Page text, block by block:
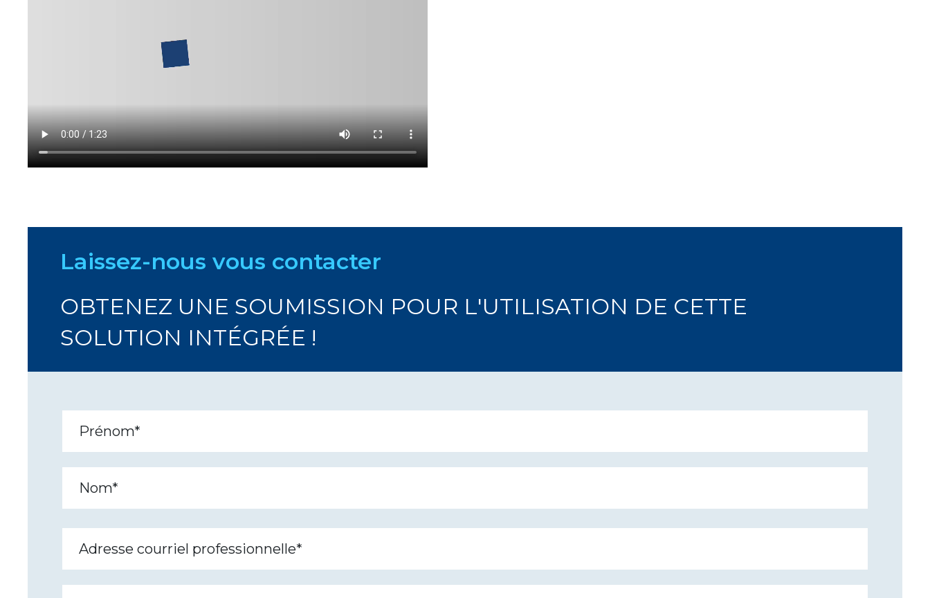
Laissez-nous vous contacter
OBTENEZ UNE SOUMISSION POUR L'UTILISATION DE CETTE
SOLUTION INTÉGRÉE !